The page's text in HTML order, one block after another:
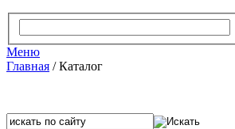
Меню
Главная /Каталог